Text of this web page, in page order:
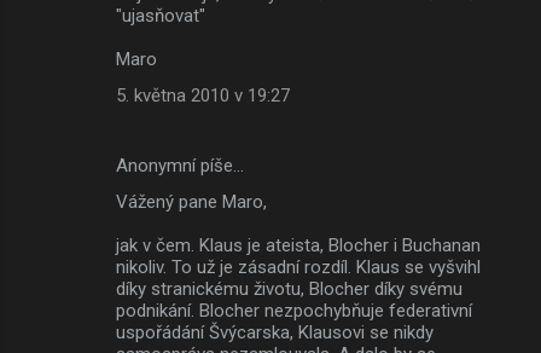
"ujasňovat"
Maro
5. května 2010 v 19:27
Anonymní píše…
Vážený pane Maro,
jak v čem. Klaus je ateista, Blocher i Buchanan
nikoliv. To už je zásadní rozdíl. Klaus se vyšvihl
díky stranickému životu, Blocher díky svému
podnikání. Blocher nezpochybňuje federativní
uspořádání Švýcarska, Klausovi se nikdy